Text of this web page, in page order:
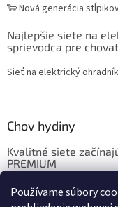
Používame súbory
🐑 Nová generácia
Najlepšie siete na
sprievodca pre
Sieť na elektrický
Chov hydiny
Kvalitné siete
PREMIUM
Chov sliepok a